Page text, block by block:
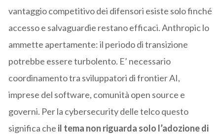
vantaggio competitivo dei difensori esiste solo finché
accesso e salvaguardie restano efficaci. Anthropic lo
ammette apertamente: il periodo di transizione
potrebbe essere turbolento. E’ necessario
coordinamento tra sviluppatori di frontier AI,
imprese del software, comunità open source e
governi. Per la cybersecurity delle telco questo
significa che il tema non riguarda solo l’adozione di